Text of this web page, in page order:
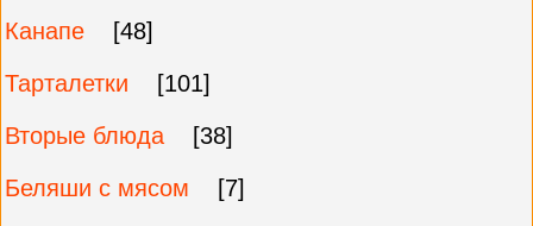
Канапе
[48]
Тарталетки
[101]
Вторые блюда
[38]
Беляши с мясом
[7]